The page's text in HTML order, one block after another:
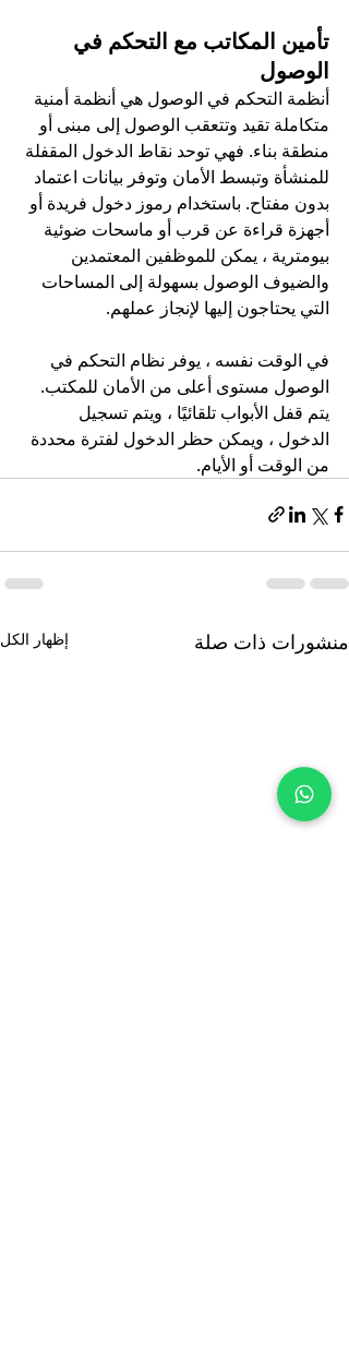
تأمين المكاتب مع التحكم في
الوصول
أنظمة التحكم في الوصول هي أنظمة أمنية
متكاملة تقيد وتتعقب الوصول إلى مبنى أو
منطقة بناء. فهي توحد نقاط الدخول المقفلة
للمنشأة وتبسط الأمان وتوفر بيانات اعتماد
بدون مفتاح. باستخدام رموز دخول فريدة أو
أجهزة قراءة عن قرب أو ماسحات ضوئية
بيومترية ، يمكن للموظفين المعتمدين
والضيوف الوصول بسهولة إلى المساحات
التي يحتاجون إليها لإنجاز عملهم.
في الوقت نفسه ، يوفر نظام التحكم في
الوصول مستوى أعلى من الأمان للمكتب.
يتم قفل الأبواب تلقائيًا ، ويتم تسجيل
الدخول ، ويمكن حظر الدخول لفترة محددة
من الوقت أو الأيام.
منشورات ذات صلة إظهار الكل